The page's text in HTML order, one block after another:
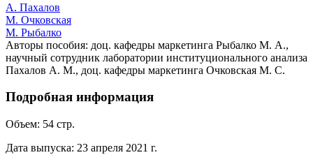
А. Пахалов
М. Очковская
М. Рыбалко
Авторы пособия: доц. кафедры маркетинга Рыбалко М. А.,
научный сотрудник лаборатории институционального анализа
Пахалов А. М., доц. кафедры маркетинга Очковская М. С.
Подробная информация
Объем: 54 стр.
Дата выпуска: 23 апреля 2021 г.